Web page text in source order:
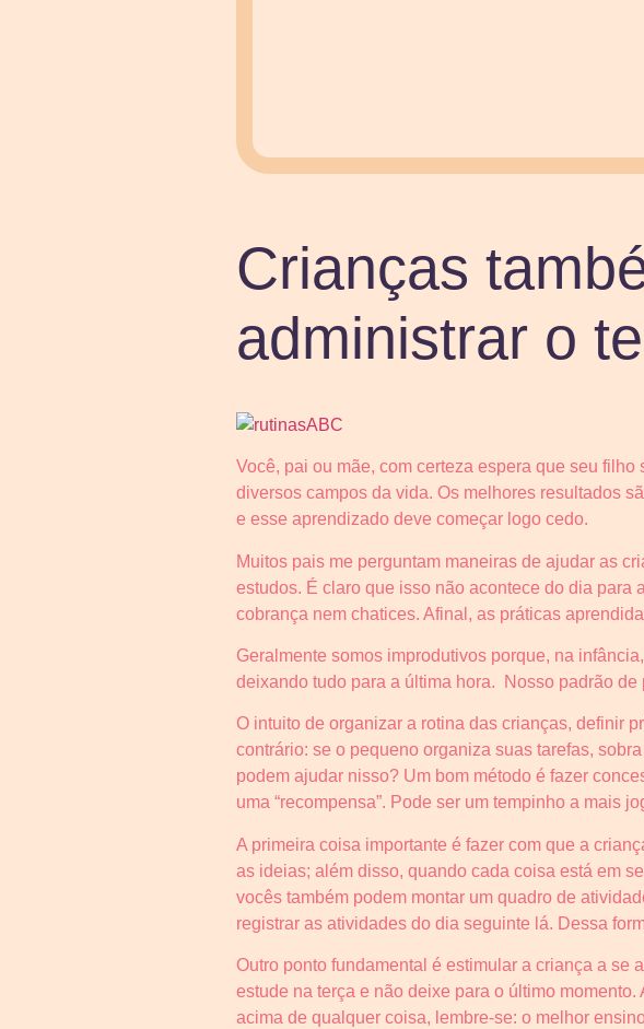
Crianças
administrar o
Você, pai ou mãe, com certeza espera que seu
diversos campos da vida. Os melhores resultados
e esse aprendizado deve começar logo cedo.
Muitos pais me perguntam maneiras de ajudar as
estudos. É claro que isso não acontece do dia
cobrança nem chatices. Afinal, as práticas
Geralmente somos improdutivos porque, na
deixando tudo para a última hora. Nosso padrão
O intuito de organizar a rotina das crianças, definir
contrário: se o pequeno organiza suas tarefas,
podem ajudar nisso? Um bom método é fazer
uma “recompensa”. Pode ser um tempinho a mais
A primeira coisa importante é fazer com que a
as ideias; além disso, quando cada coisa está em
vocês também podem montar um quadro de
registrar as atividades do dia seguinte lá. Dessa
Outro ponto fundamental é estimular a criança a se
estude na terça e não deixe para o último
acima de qualquer coisa, lembre-se: o melhor